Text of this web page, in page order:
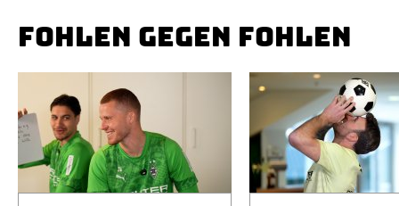
FOHLEN GEGEN FOHLEN